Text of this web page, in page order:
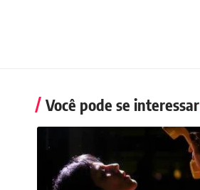
Você pode se interessar